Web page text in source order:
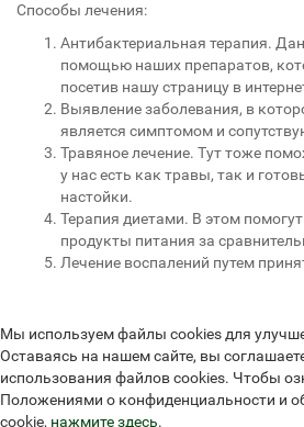
Способы лечения:
Антибактериальная терапия.
помощью наших препаратов,
посетив нашу страницу в
Выявление заболевания, в
является симптомом и
Травяное лечение. Тут тоже
у нас есть как травы, так и
настойки.
Терапия диетами. В этом
продукты питания за
Лечение воспалений путем
Мы используем файлы cookies для
Оставаясь на нашем сайте, вы
использования файлов cookies. Чтобы
Положениями о конфиденциальности и
cookie, нажмите здесь.